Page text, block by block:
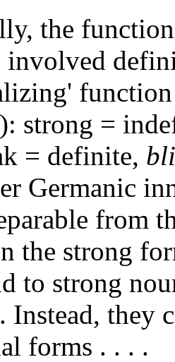
the
involved
strong =
= definite,
Germanic
from
the strong
to strong
Instead, they
forms . . . .